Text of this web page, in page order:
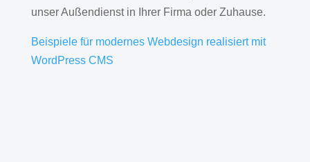
unser Außendienst in Ihrer Firma oder Zuhause.
Beispiele für modernes Webdesign realisiert mit
WordPress CMS